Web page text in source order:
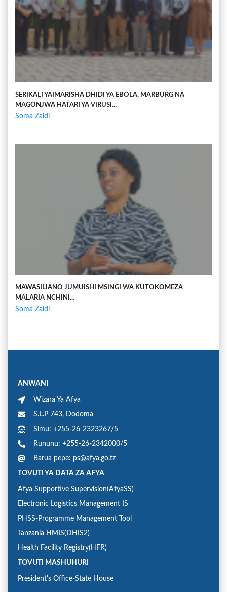
SERIKALI YAIMARISHA DHIDI YA EBOLA, MARBURG NA
MAGONJWA HATARI YA VIRUSI...
Soma Zaidi
MAWASILIANO JUMUISHI MSINGI WA KUTOKOMEZA
MALARIA NCHINI...
Soma Zaidi
ANWANI
Wizara Ya Afya
S.L.P 743, Dodoma
Simu: +255-26-2323267/5
Rununu: +255-26-2342000/5
Barua pepe: ps@afya.go.tz
TOVUTI YA DATA ZA AFYA
Afya Supportive Supervision(AfyaSS)
Electronic Logistics Management IS
PHSS-Programme Management Tool
Tanzania HMIS(DHIS2)
Health Facility Registry(HFR)
TOVUTI MASHUHURI
President's Office-State House